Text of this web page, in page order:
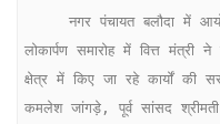
     नगर पंचायत बलौदा में आयोजित स्वर्ण मंडपम सामुदायिक भवन के
लोकार्पण समारोह में वित्त मंत्री
क्षेत्र में किए जा रहे कार्यों की
कमलेश जांगड़े, पूर्व सांसद